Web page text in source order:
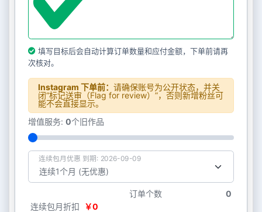
填写目标后会自动计算订单数量和应付金额，下单前请再
次核对。
Instagram 下单前： 请确保账号为公开状态，并关
闭“标记送审（Flag for review）”，否则新增粉丝可
能不会直接显示。
增值服务: 0个旧作品
连续包月优惠 到期: 2026-09-09
订单个数
0
连续包月折扣
￥0